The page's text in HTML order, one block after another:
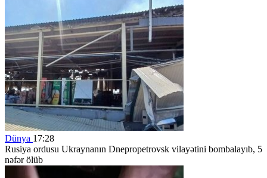
Dünya 17:28
Rusiya ordusu Ukraynanın Dnepropetrovsk vilayətini bombalayıb, 5
nəfər ölüb